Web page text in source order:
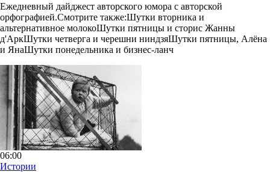
Ежедневный дайджест авторского юмора с авторской
орфографией.Смотрите также:Шутки вторника и
альтернативное молокоШутки пятницы и сторис Жанны
д'АркШутки четверга и черешни ниндзяШутки пятницы, Алёна
и ЯнаШутки понедельника и бизнес-ланч
06:00
Истории